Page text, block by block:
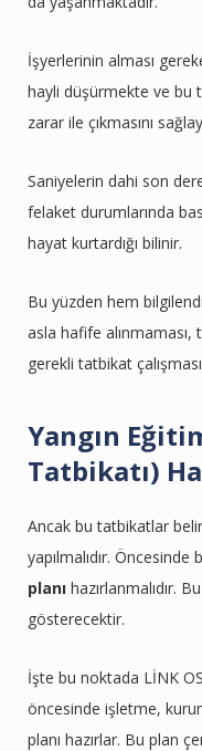
İşyerlerinin alması
hayli düşürmekte ve bu
zarar ile çıkmasını
Saniyelerin dahi son
felaket durumlarında
hayat kurtardığı bilinir.
Bu yüzden hem
asla hafife
gerekli tatbikat
Yangın
Tatbikatı)
Ancak bu tatbikatlar
yapılmalıdır. Öncesinde
planı hazırlanmalıdır.
gösterecektir.
İşte bu noktada LİNK
öncesinde işletme,
planı hazırlar. Bu plan